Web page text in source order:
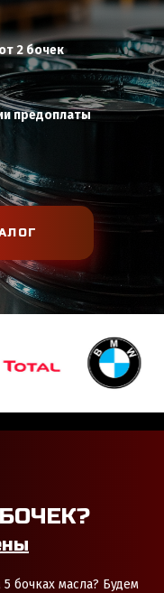
2 бочек
предоплаты
бочках масла? Будем